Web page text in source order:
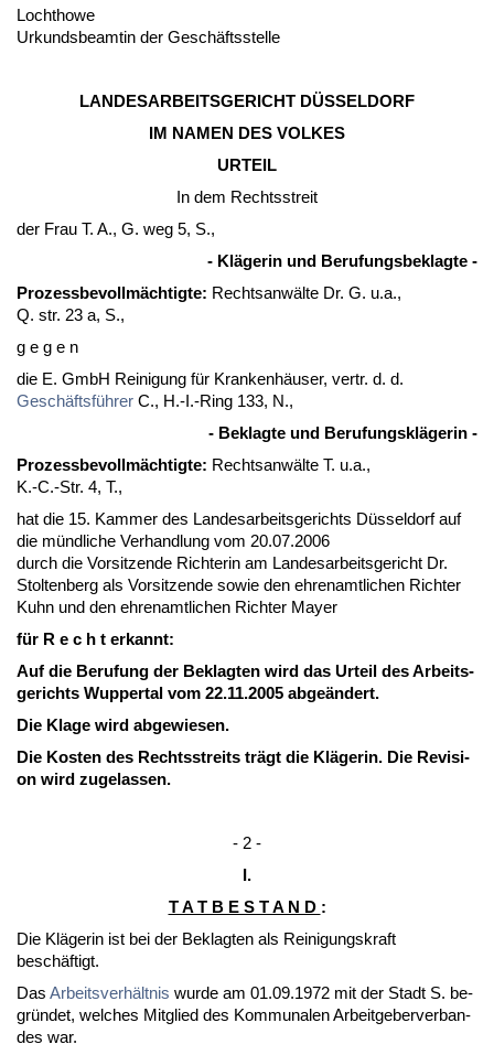
Lochthowe
Ur­kunds­be­am­tin der Geschäfts­stel­le
LAN­DES­AR­BEITS­GERICHT DÜSSEL­DORF
IM NA­MEN DES VOL­KES
UR­TEIL
In dem Rechts­streit
der Frau T. A., G. weg 5, S.,
- Kläge­rin und Be­ru­fungs­be­klag­te -
Pro­zess­be­vollmäch­tig­te: Rechts­anwälte Dr. G. u.a.,
Q. str. 23 a, S.,
g e g e n
die E. GmbH Rei­ni­gung für Kran­kenhäuser, vertr. d. d.
Geschäftsführer C., H.-I.-Ring 133, N.,
- Be­klag­te und Be­ru­fungskläge­rin -
Pro­zess­be­vollmäch­tig­te: Rechts­anwälte T. u.a.,
K.-C.-Str. 4, T.,
hat die 15. Kam­mer des Lan­des­ar­beits­ge­richts Düssel­dorf auf
die münd­li­che Ver­hand­lung vom 20.07.2006
durch die Vor­sit­zen­de Rich­te­rin am Lan­des­ar­beits­ge­richt Dr.
Stol­ten­berg als Vor­sit­zen­de so­wie den eh­ren­amt­li­chen Rich­ter
Kuhn und den eh­ren­amt­li­chen Rich­ter May­er
für R e c h t er­kannt:
Auf die Be­ru­fung der Be­klag­ten wird das Ur­teil des Ar­beits­
ge­richts Wup­per­tal vom 22.11.2005 ab­geändert.
Die Kla­ge wird ab­ge­wie­sen.
Die Kos­ten des Rechts­streits trägt die Kläge­rin. Die Re­vi­si­
on wird zu­ge­las­sen.
- 2 -
I.
T A T B E S T A N D :
Die Kläge­rin ist bei der Be­klag­ten als Rei­ni­gungs­kraft
beschäftigt.
Das Ar­beits­verhält­nis wur­de am 01.09.1972 mit der Stadt S. be­
gründet, wel­ches Mit­glied des Kom­mu­na­len Ar­beit­ge­ber­ver­ban­
des war.